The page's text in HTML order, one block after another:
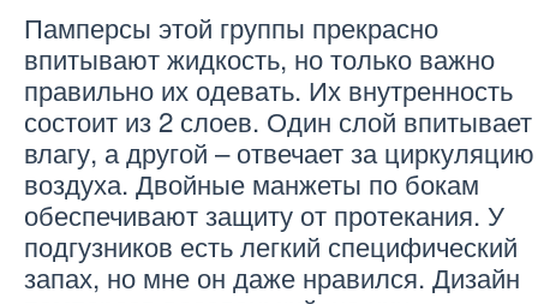
Памперсы этой группы прекрасно
впитывают жидкость, но только важно
правильно их одевать. Их внутренность
состоит из 2 слоев. Один слой впитывает
влагу, а другой – отвечает за циркуляцию
воздуха. Двойные манжеты по бокам
обеспечивают защиту от протекания. У
подгузников есть легкий специфический
запах, но мне он даже нравился. Дизайн